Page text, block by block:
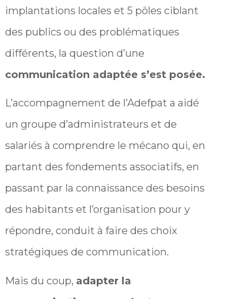
implantations locales et 5 pôles ciblant
des publics ou des problématiques
différents, la question d’une
communication adaptée s’est posée.
L’accompagnement de l’Adefpat a aidé
un groupe d’administrateurs et de
salariés à comprendre le mécano qui, en
partant des fondements associatifs, en
passant par la connaissance des besoins
des habitants et l’organisation pour y
répondre, conduit à faire des choix
stratégiques de communication.
Mais du coup, adapter la